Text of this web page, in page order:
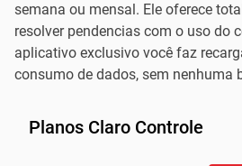
semana ou mensal. Ele oferece
resolver pendencias com o uso do
aplicativo exclusivo você faz
consumo de dados, sem nenhuma
Planos Claro Controle